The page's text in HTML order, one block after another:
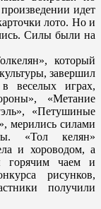
идет
лото. Но и
Силы были на
который
завершил
веселых играх,
«Метание
«Петушиные
мерились силами
«Тол келян»
и хороводом, а
горячим чаем и
рисунков,
получили